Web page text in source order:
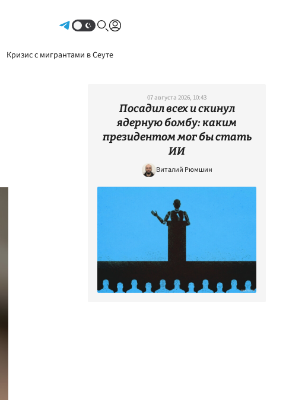
Кризис с мигрантами в Сеуте
07 августа 2026, 10:43
Посадил всех и скинул
ядерную бомбу: каким
президентом мог бы стать
ИИ
Виталий Рюмшин